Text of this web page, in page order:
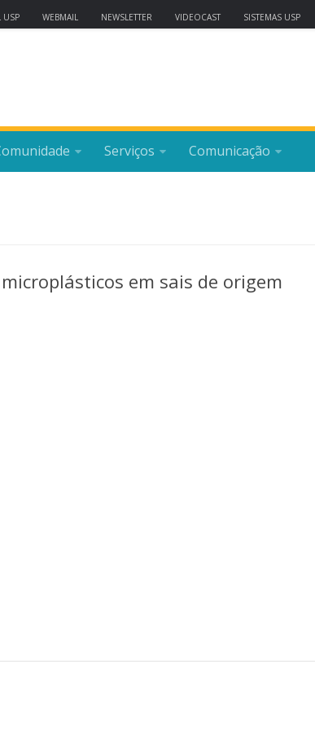
USP WEBMAIL NEWSLETTER VIDEOCAST SISTEMAS USP
Serviços Comunicação
em sais de origem